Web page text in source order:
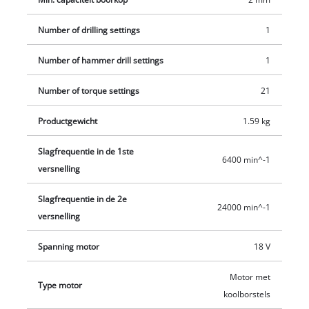
Power X-Change accu en een snellader.
Number of drilling settings 1
Number of hammer drill settings 1
Number of torque settings 21
Productgewicht 1.59 kg
Slagfrequentie in de 1ste
versnelling
6400 min^-1
Slagfrequentie in de 2e
versnelling
24000 min^-1
Spanning motor 18 V
Type motor
Motor met
koolborstels